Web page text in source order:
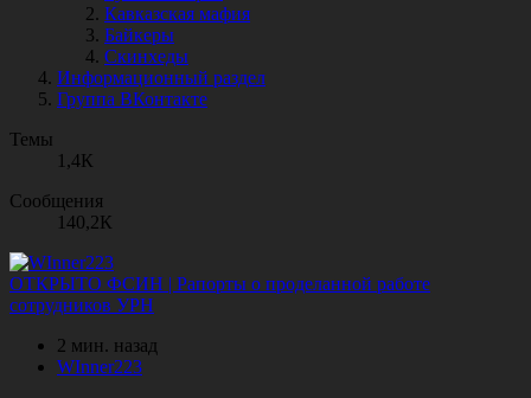
Кавказская мафия
Байкеры
Скинхеды
Информационный раздел
Группа ВКонтакте
Темы
1,4К
Сообщения
140,2К
ОТКРЫТО ФСИН | Рапорты о проделанной работе
сотрудников УРН
2 мин. назад
WInner223